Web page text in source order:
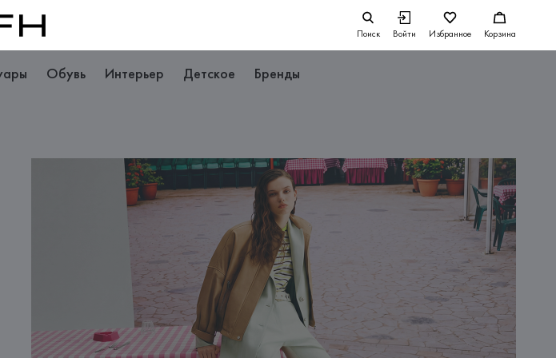
Поиск Войти Избранное Корзина
Обувь Интерьер Детское Бренды